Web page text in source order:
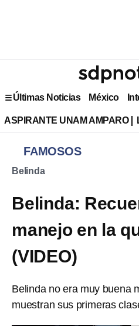
Últimas Noticias México
ASPIRANTE UNAM AMPARO
FAMOSOS
Belinda
Belinda:
manejo en la
(VIDEO)
Belinda no era muy buena
muestran sus primeras